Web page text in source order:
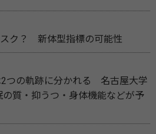
ク？ 新体型指標の可能性
2つの軌跡に分かれる 名古屋大学
質・抑うつ・身体機能などが予